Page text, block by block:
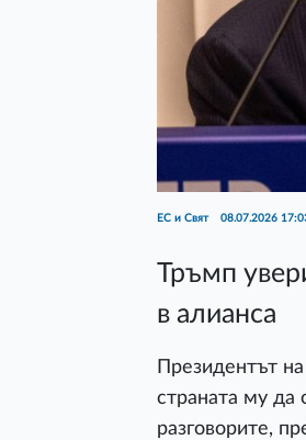
ЕС и Свят 08.07.2026
Тръмп
в алианса
Президентът
страната му да
разговорите,